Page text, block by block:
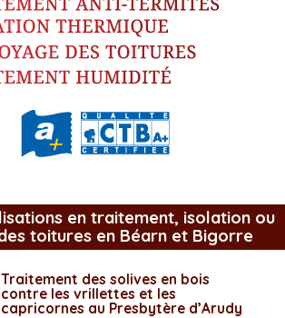
en traitement, isolation ou
toitures en Béarn et Bigorre
Traitement des solives en bois
contre les vrillettes et les
capricornes au Presbytère d’Arudy